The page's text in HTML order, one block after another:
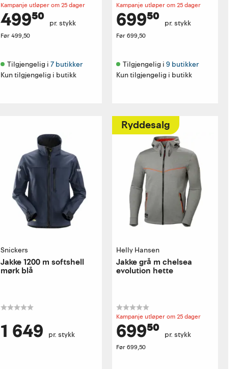
Kampanje utløper om 25 dager
499⁵⁰ pr. stykk
Før499,50
Tilgjengelig i 7 butikker
Kun tilgjengelig i butikk
Kampanje utløper om 25 dager
699⁵⁰ pr. stykk
Før 699,50
Tilgjengelig i 9 butikker
Kun tilgjengelig i butikk
Snickers
Jakke 1200 m softshell
mørk blå
1 649 pr. stykk
Ryddesalg
Helly Hansen
Jakke grå m chelsea
evolution hette
Kampanje utløper om 25 dager
699⁵⁰ pr. stykk
Før 699,50